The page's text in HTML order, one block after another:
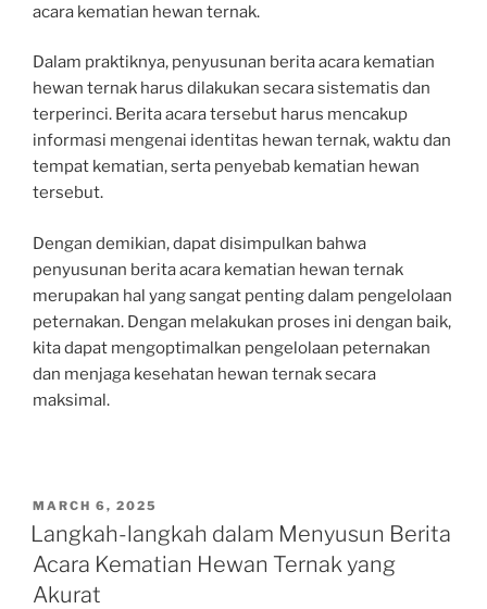
acara kematian hewan ternak.
Dalam praktiknya, penyusunan berita acara kematian
hewan ternak harus dilakukan secara sistematis dan
terperinci. Berita acara tersebut harus mencakup
informasi mengenai identitas hewan ternak, waktu dan
tempat kematian, serta penyebab kematian hewan
tersebut.
Dengan demikian, dapat disimpulkan bahwa
penyusunan berita acara kematian hewan ternak
merupakan hal yang sangat penting dalam pengelolaan
peternakan. Dengan melakukan proses ini dengan baik,
kita dapat mengoptimalkan pengelolaan peternakan
dan menjaga kesehatan hewan ternak secara
maksimal.
POSTED
ON
MARCH 6, 2025
Langkah-langkah dalam Menyusun Berita
Acara Kematian Hewan Ternak yang
Akurat